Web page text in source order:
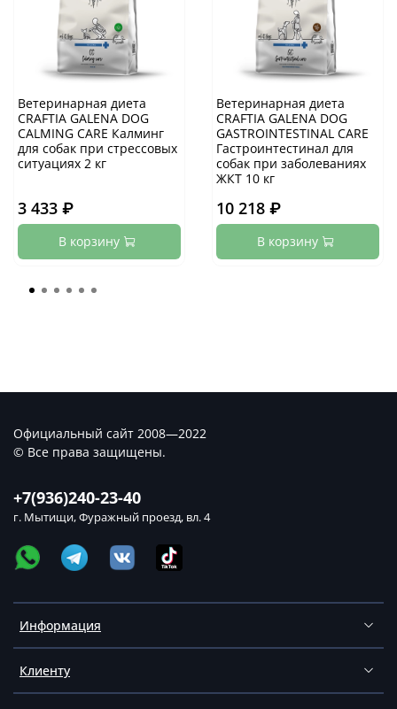
Ветеринарная диета
CRAFTIA GALENA DOG
CALMING CARE Калминг
для собак при стрессовых
ситуациях 2 кг
3 433 ₽
В корзину
Ветеринарная диета
CRAFTIA GALENA DOG
GASTROINTESTINAL CARE
Гастроинтестинал для
собак при заболеваниях
ЖКТ 10 кг
10 218 ₽
В корзину
Информация
Клиенту
+7(936)240-23-40
г. Мытищи, Фуражный проезд, вл. 4
Официальный сайт 2008—2022
© Все права защищены.